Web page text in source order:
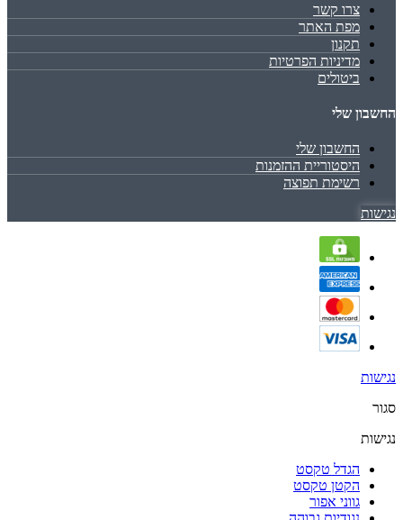
צרו קשר
מפת האתר
תקנון
מדיניות הפרטיות
ביטולים
החשבון שלי
החשבון שלי
היסטוריית ההזמנות
רשימת תפוצה
נגישות
נגישות
סגור
נגישות
הגדל טקסט
הקטן טקסט
גווני אפור